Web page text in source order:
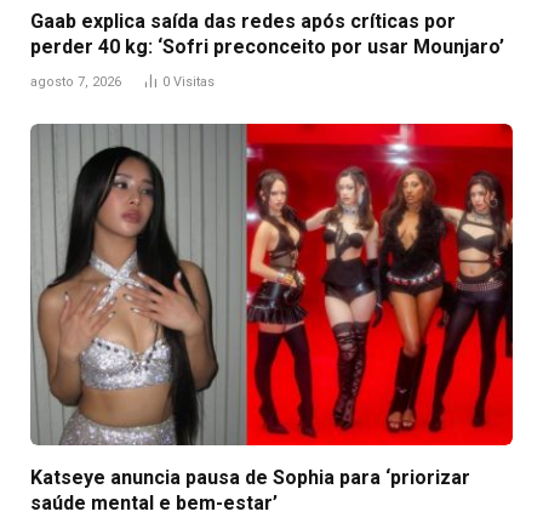
Gaab explica saída das redes após críticas por
perder 40 kg: ‘Sofri preconceito por usar Mounjaro’
agosto 7, 2026 0 Visitas
Katseye anuncia pausa de Sophia para ‘priorizar
saúde mental e bem-estar’